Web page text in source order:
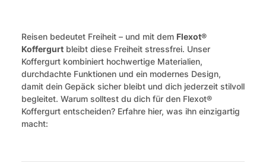
Reisen bedeutet Freiheit – und mit dem Flexot®
Koffergurt bleibt diese Freiheit stressfrei. Unser
Koffergurt kombiniert hochwertige Materialien,
durchdachte Funktionen und ein modernes Design,
damit dein Gepäck sicher bleibt und dich jederzeit stilvoll
begleitet. Warum solltest du dich für den Flexot®
Koffergurt entscheiden? Erfahre hier, was ihn einzigartig
macht: